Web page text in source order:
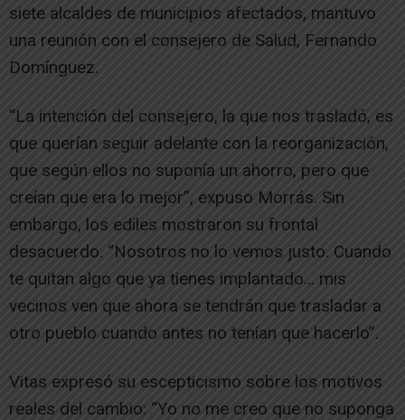
siete alcaldes de municipios afectados, mantuvo
una reunión con el consejero de Salud, Fernando
Domínguez.
“La intención del consejero, la que nos trasladó, es
que querían seguir adelante con la reorganización,
que según ellos no suponía un ahorro, pero que
creían que era lo mejor”, expuso Morrás. Sin
embargo, los ediles mostraron su frontal
desacuerdo. “Nosotros no lo vemos justo. Cuando
te quitan algo que ya tienes implantado… mis
vecinos ven que ahora se tendrán que trasladar a
otro pueblo cuando antes no tenían que hacerlo”.
Vitas expresó su escepticismo sobre los motivos
reales del cambio: “Yo no me creo que no suponga